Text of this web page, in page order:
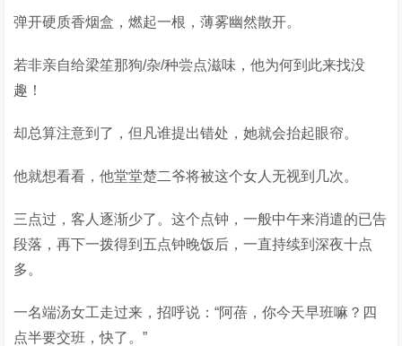
弹开硬质香烟盒，燃起一根，薄雾幽然散开。
若非亲自给梁笙那狗/杂/种尝点滋味，他为何到此来找没
趣！
却总算注意到了，但凡谁提出错处，她就会抬起眼帘。
他就想看看，他堂堂楚二爷将被这个女人无视到几次。
三点过，客人逐渐少了。这个点钟，一般中午来消遣的已告
段落，再下一拨得到五点钟晚饭后，一直持续到深夜十点
多。
一名端汤女工走过来，招呼说：“阿蓓，你今天早班嘛？四
点半要交班，快了。”